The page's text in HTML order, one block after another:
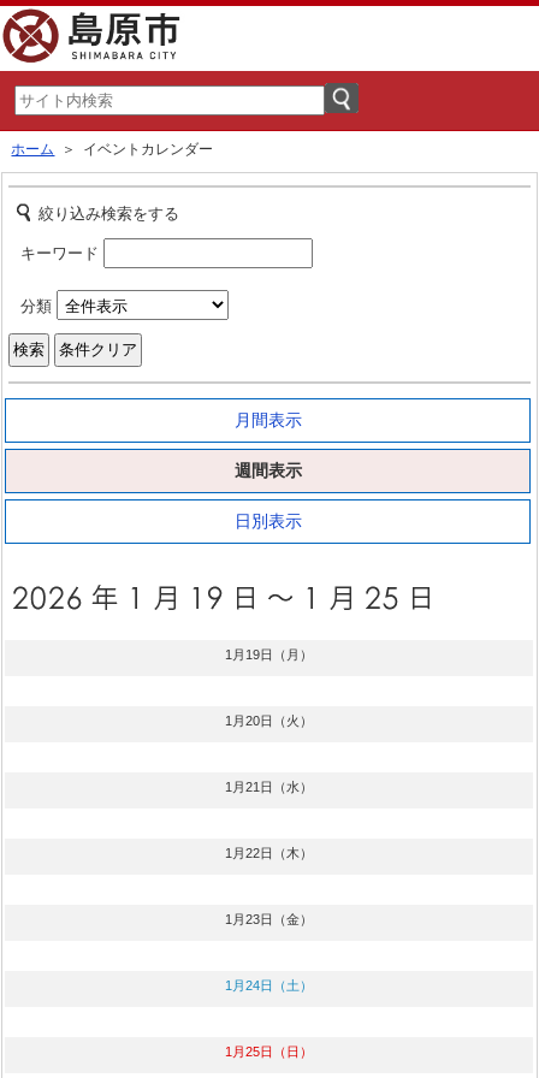
ホーム ＞ イベントカレンダー
絞り込み検索をする
キーワード
分類
月間表示
週間表示
日別表示
1月19日（月）
1月20日（火）
1月21日（水）
1月22日（木）
1月23日（金）
1月24日（土）
1月25日（日）